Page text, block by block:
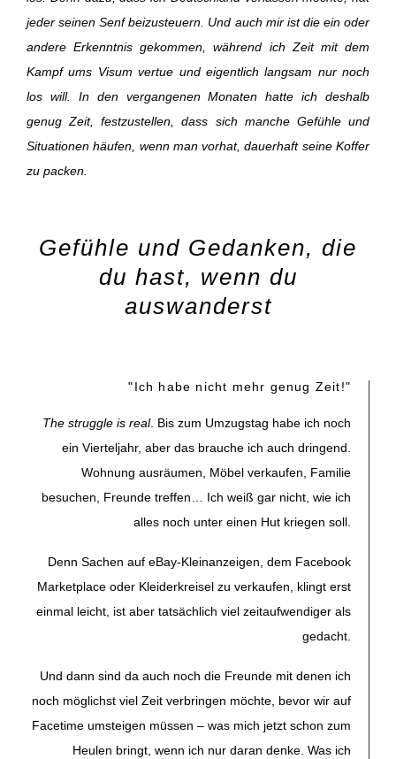
jeder seinen Senf beizusteuern. Und auch mir ist die ein oder
andere Erkenntnis gekommen, während ich Zeit mit dem
Kampf ums Visum vertue und eigentlich langsam nur noch
los will. In den vergangenen Monaten hatte ich deshalb
genug Zeit, festzustellen, dass sich manche Gefühle und
Situationen häufen, wenn man vorhat, dauerhaft seine Koffer
zu packen.
Gefühle und Gedanken, die
du hast, wenn du
auswanderst
"Ich habe nicht mehr genug Zeit!"
The struggle is real. Bis zum Umzugstag habe ich noch
ein Vierteljahr, aber das brauche ich auch dringend.
Wohnung ausräumen, Möbel verkaufen, Familie
besuchen, Freunde treffen… Ich weiß gar nicht, wie ich
alles noch unter einen Hut kriegen soll.
Denn Sachen auf eBay-Kleinanzeigen, dem Facebook
Marketplace oder Kleiderkreisel zu verkaufen, klingt erst
einmal leicht, ist aber tatsächlich viel zeitaufwendiger als
gedacht.
Und dann sind da auch noch die Freunde mit denen ich
noch möglichst viel Zeit verbringen möchte, bevor wir auf
Facetime umsteigen müssen – was mich jetzt schon zum
Heulen bringt, wenn ich nur daran denke. Was ich